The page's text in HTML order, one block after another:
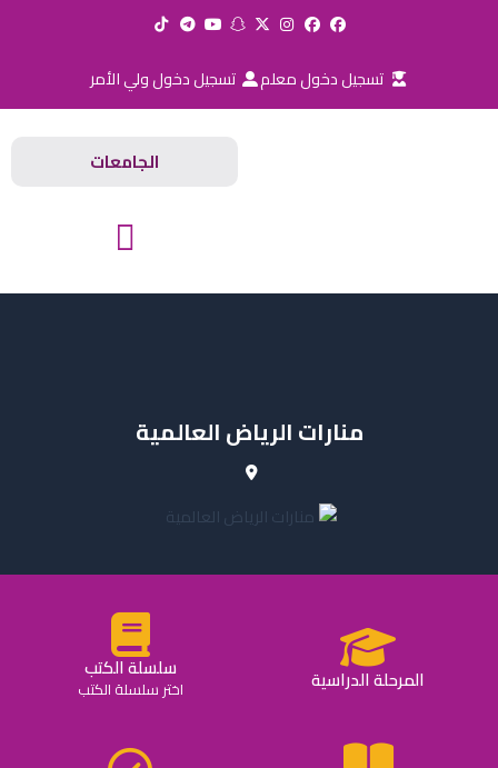
تسجيل دخول معلم تسجيل دخول ولي الأمر
الجامعات
منارات الرياض العالمية
المرحلة الدراسية سلسلة الكتب
اختر سلسلة الكتب